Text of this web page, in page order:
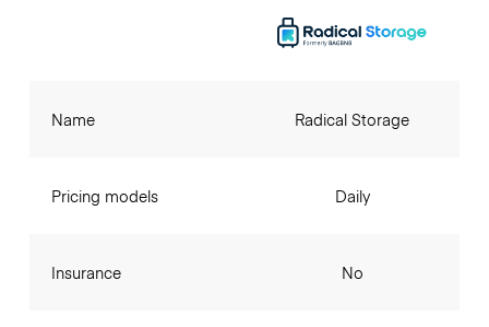
Name
Pricing models
Insurance
Radical Storage
Daily
No